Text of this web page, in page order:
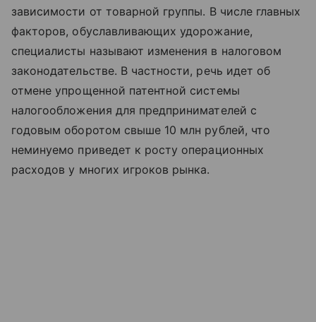
зависимости от товарной группы. В числе главных
факторов, обуславливающих удорожание,
специалисты называют изменения в налоговом
законодательстве. В частности, речь идет об
отмене упрощенной патентной системы
налогообложения для предпринимателей с
годовым оборотом свыше 10 млн рублей, что
неминуемо приведет к росту операционных
расходов у многих игроков рынка.